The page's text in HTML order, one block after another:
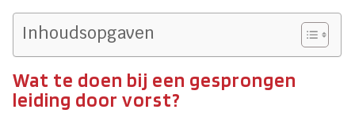
Inhoudsopgaven
Wat te doen bij een gesprongen
leiding door vorst?